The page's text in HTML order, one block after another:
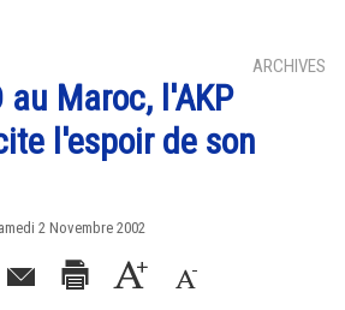
ARCHIVES
au Maroc, l'AKP
l'espoir de son
2 Novembre 2002